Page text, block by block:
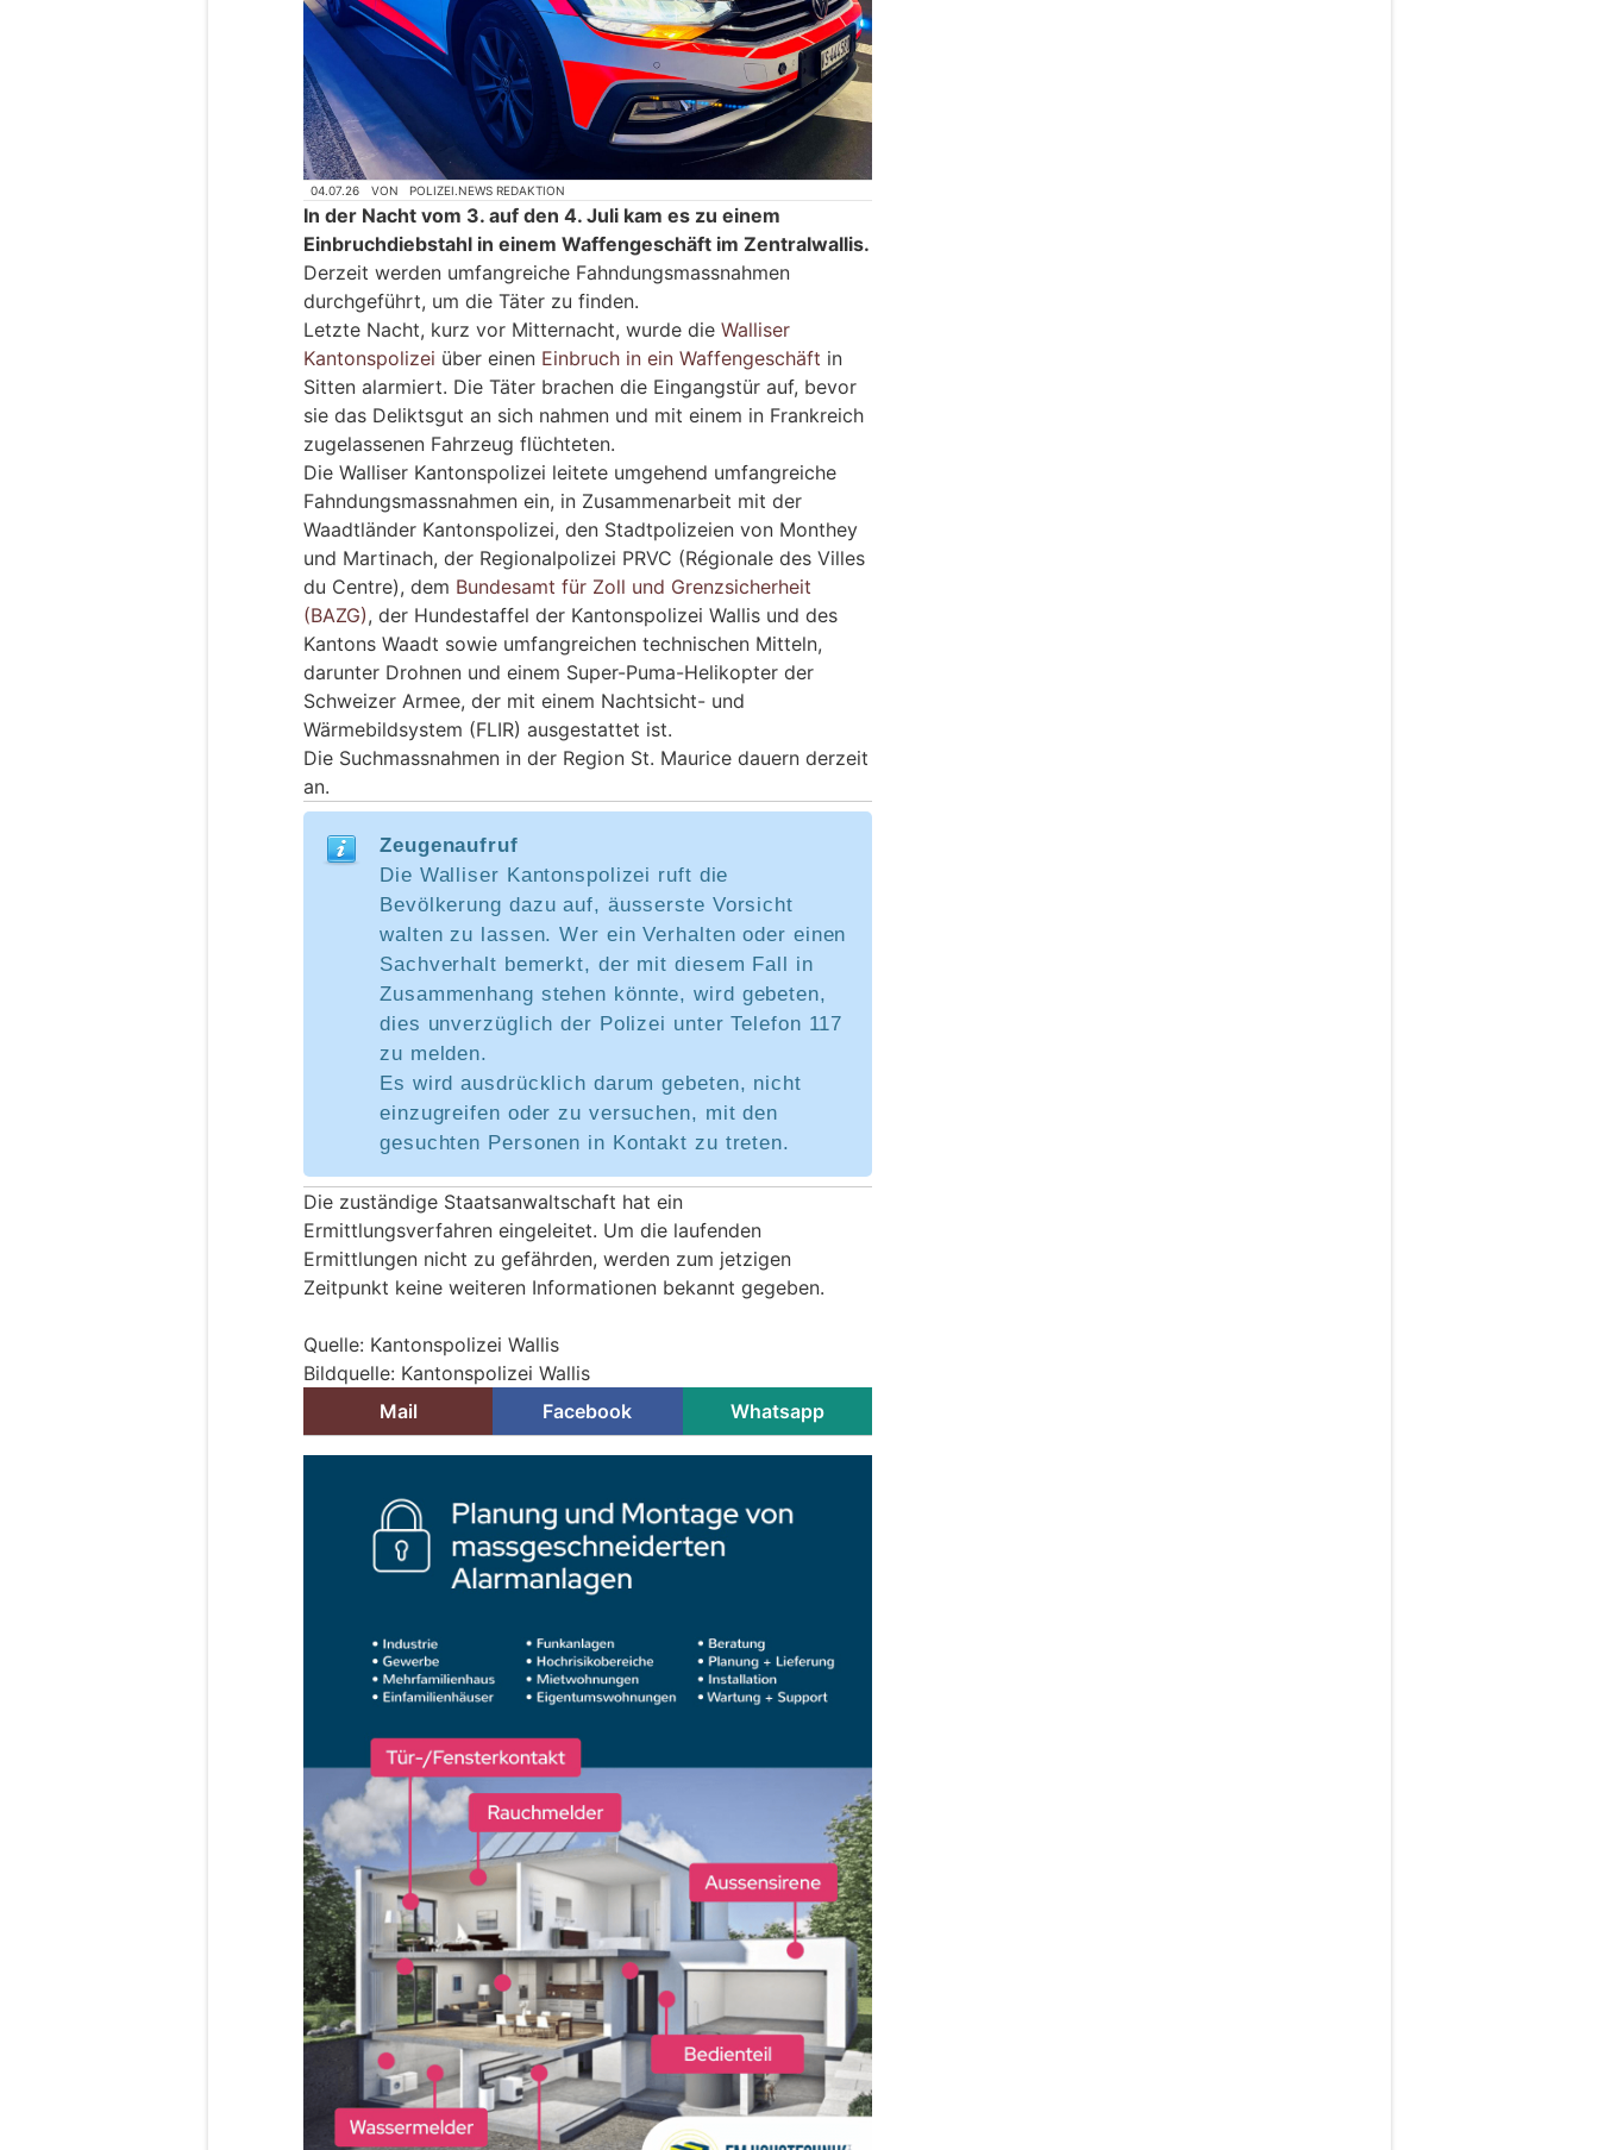
04.07.26 VON POLIZEI.NEWS REDAKTION
In der Nacht vom 3. auf den 4. Juli kam es zu einem
Einbruchdiebstahl in einem Waffengeschäft im Zentralwallis.
Derzeit werden umfangreiche Fahndungsmassnahmen
durchgeführt, um die Täter zu finden.
Letzte Nacht, kurz vor Mitternacht, wurde die Walliser
Kantonspolizei über einen Einbruch in ein Waffengeschäft in
Sitten alarmiert. Die Täter brachen die Eingangstür auf, bevor
sie das Deliktsgut an sich nahmen und mit einem in Frankreich
zugelassenen Fahrzeug flüchteten.
Die Walliser Kantonspolizei leitete umgehend umfangreiche
Fahndungsmassnahmen ein, in Zusammenarbeit mit der
Waadtländer Kantonspolizei, den Stadtpolizeien von Monthey
und Martinach, der Regionalpolizei PRVC (Régionale des Villes
du Centre), dem Bundesamt für Zoll und Grenzsicherheit
(BAZG), der Hundestaffel der Kantonspolizei Wallis und des
Kantons Waadt sowie umfangreichen technischen Mitteln,
darunter Drohnen und einem Super-Puma-Helikopter der
Schweizer Armee, der mit einem Nachtsicht- und
Wärmebildsystem (FLIR) ausgestattet ist.
Die Suchmassnahmen in der Region St. Maurice dauern derzeit
an.
Zeugenaufruf
Die Walliser Kantonspolizei ruft die
Bevölkerung dazu auf, äusserste Vorsicht
walten zu lassen. Wer ein Verhalten oder einen
Sachverhalt bemerkt, der mit diesem Fall in
Zusammenhang stehen könnte, wird gebeten,
dies unverzüglich der Polizei unter Telefon 117
zu melden.
Es wird ausdrücklich darum gebeten, nicht
einzugreifen oder zu versuchen, mit den
gesuchten Personen in Kontakt zu treten.
Die zuständige Staatsanwaltschaft hat ein
Ermittlungsverfahren eingeleitet. Um die laufenden
Ermittlungen nicht zu gefährden, werden zum jetzigen
Zeitpunkt keine weiteren Informationen bekannt gegeben.
Quelle: Kantonspolizei Wallis
Bildquelle: Kantonspolizei Wallis
Mail
Facebook Whatsapp